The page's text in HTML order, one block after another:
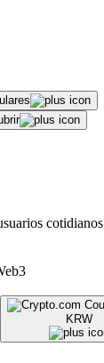
cotidianos
KRW